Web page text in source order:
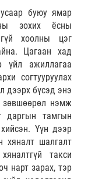
буюу ямар
зохих ёсны
хоолны цэг
Цагаан хад
үйл ажиллагаа
согтууруулах
дээрх бүсэд энэ
зөвшөөрөл нэмж
даргын тамгын
Үүн дээр
хяналт шалгалт
такси
нарт зарах, тэр